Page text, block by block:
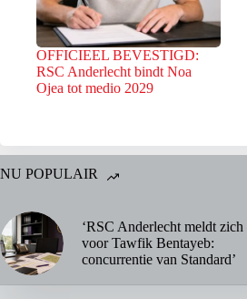
OFFICIEEL BEVESTIGD:
RSC Anderlecht bindt Noa
Ojea tot medio 2029
NU POPULAIR
‘RSC Anderlecht meldt zich
voor Tawfik Bentayeb:
concurrentie van Standard’